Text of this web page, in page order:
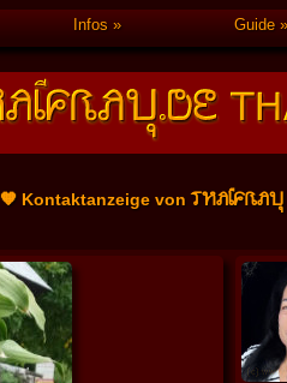
Infos Guide
🧡 Kontaktanzeige vonTHAIFRAU